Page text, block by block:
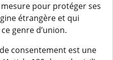
pour protéger ses
étrangère et qui
genre d’union.
de consentement est une